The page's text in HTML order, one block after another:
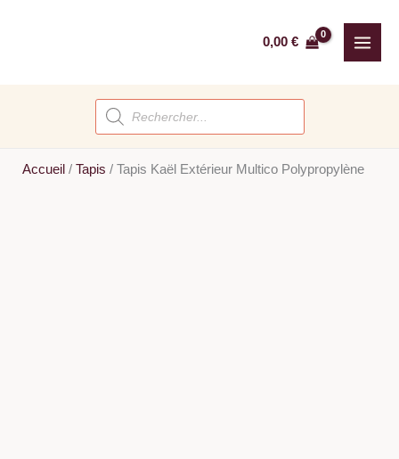
0,00 €
Recherche
de
produits
Accueil / Tapis / Tapis Kaël Extérieur Multico Polypropylène